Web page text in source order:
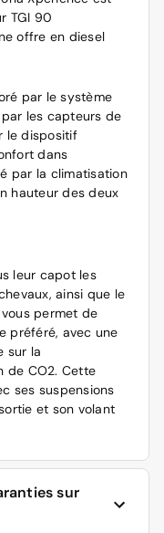
TGI 90
offre en diesel
par le système
les capteurs de
le dispositif
dans
par la climatisation
hauteur des deux
leur capot les
ainsi que le
vous permet de
préféré, avec une
sur la
de CO2. Cette
ses suspensions
et son volant
sur